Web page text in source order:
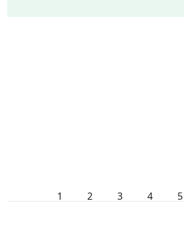
1 2 3 4 5